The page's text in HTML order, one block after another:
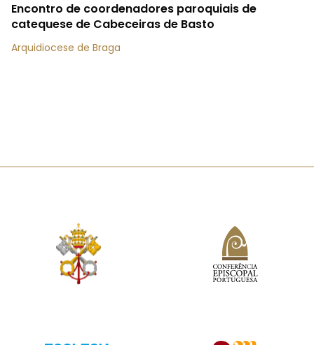
Encontro de coordenadores paroquiais de
catequese de Cabeceiras de Basto
Arquidiocese de Braga